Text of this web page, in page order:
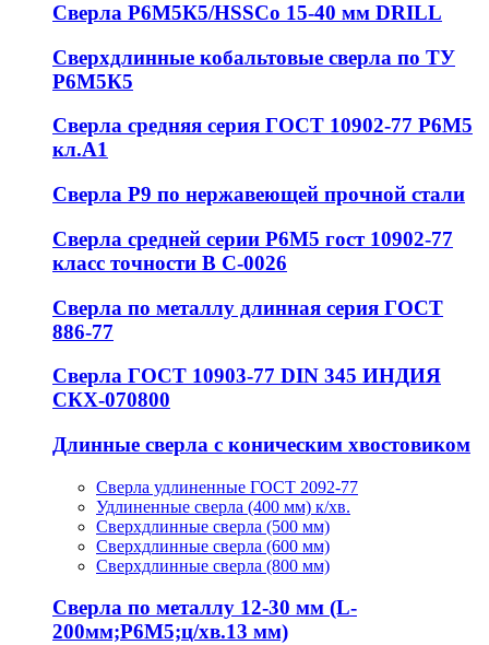
Сверла Р6М5К5/HSSCo 15-40 мм DRILL
Сверхдлинные кобальтовые сверла по ТУ
Р6М5К5
Сверла средняя серия ГОСТ 10902-77 Р6М5
кл.А1
Сверла Р9 по нержавеющей прочной стали
Сверла средней серии Р6М5 гост 10902-77
класс точности В С-0026
Сверла по металлу длинная серия ГОСТ
886-77
Сверла ГОСТ 10903-77 DIN 345 ИНДИЯ
СКХ-070800
Длинные сверла с коническим хвостовиком
Сверла удлиненные ГОСТ 2092-77
Удлиненные сверла (400 мм) к/хв.
Сверхдлинные сверла (500 мм)
Сверхдлинные сверла (600 мм)
Сверхдлинные сверла (800 мм)
Сверла по металлу 12-30 мм (L-
200мм;Р6М5;ц/хв.13 мм)